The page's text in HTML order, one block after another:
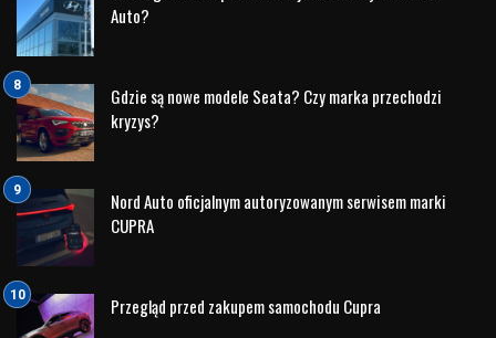
Czołowe pozycje w rankingach niezawodności
W wielu prestiżowych rankingach niezawodności, takich jak
J.D. Power, Consumer Reports czy TÜV Report, Hyundai
regularnie zajmuje czołowe pozycje. Modele takie jak
Hyundai i30, Tucson czy Santa Fe cieszą się opinią
solidnych, trwałych i mało awaryjnych pojazdów. To, co
wyróżnia Hyundaia, to fakt, że oferuje on doskonały
stosunek jakości do ceny. Kierowcy doceniają nie tylko
atrakcyjną cenę zakupu, ale również niskie koszty
eksploatacji, w tym napraw.